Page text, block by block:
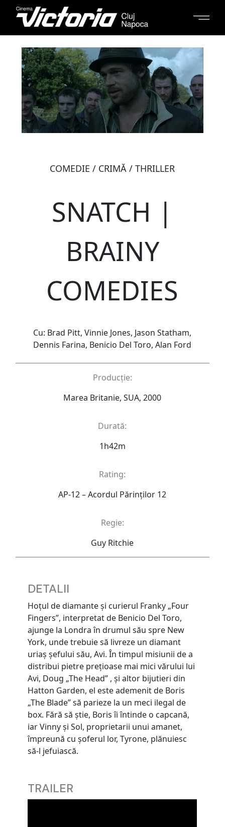
COMEDIE / CRIMĂ / THRILLER
SNATCH |
BRAINY
COMEDIES
Cu: Brad Pitt, Vinnie Jones, Jason Statham,
Dennis Farina, Benicio Del Toro, Alan Ford
Producție:
Marea Britanie, SUA, 2000
Durată:
1h42m
Rating:
AP-12 – Acordul Părinţilor 12
Regie:
Guy Ritchie
DETALII
Hoțul de diamante și curierul Franky „Four
Fingers”, interpretat de Benicio Del Toro,
ajunge la Londra în drumul său spre New
York, unde trebuie să livreze un diamant
uriaș șefului său, Avi. În timpul misiunii de a
distribui pietre prețioase mai mici vărului lui
Avi, Doug „The Head” , și altor bijutieri din
Hatton Garden, el este ademenit de Boris
„The Blade” să parieze la un meci ilegal de
box. Fără să știe, Boris îi întinde o capcană,
iar Vinny și Sol, proprietarii unui amanet,
împreună cu șoferul lor, Tyrone, plănuiesc
să-l jefuiască.
TRAILER